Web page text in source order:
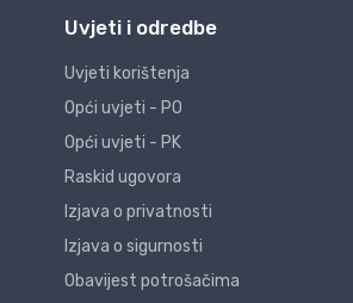
Uvjeti i odredbe
Uvjeti korištenja
Opći uvjeti - PO
Opći uvjeti - PK
Raskid ugovora
Izjava o privatnosti
Izjava o sigurnosti
Obavijest potrošačima